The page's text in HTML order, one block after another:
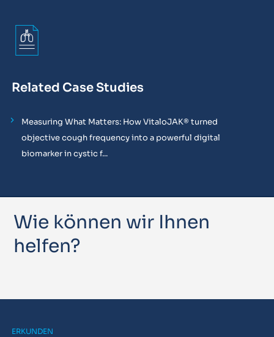
Related Case Studies
Measuring What Matters: How VitaloJAK® turned
objective cough frequency into a powerful digital
biomarker in cystic f...
Wie können wir Ihnen
helfen?
ERKUNDEN